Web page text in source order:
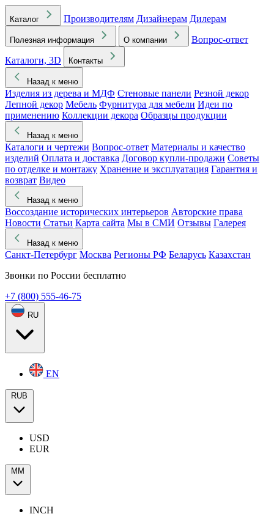
Каталог Производителям Дизайнерам Дилерам
Полезная информация О компании
Вопрос-ответ
Каталоги, 3D
Контакты
Назад к меню
Изделия из дерева и МДФ Стеновые панели Резной декор
Лепной декор Мебель Фурнитура для мебели Идеи по
применению Коллекции декора Образцы продукции
Назад к меню
Каталоги и чертежи Вопрос-ответ Материалы и качество
изделий Оплата и доставка Договор купли-продажи Советы
по отделке и монтажу Хранение и эксплуатация Гарантия и
возврат Видео
Назад к меню
Воссоздание исторических интерьеров Авторские права
Новости Статьи Карта сайта Мы в СМИ Отзывы Галерея
Назад к меню
Санкт-Петербург Москва Регионы РФ Беларусь Казахстан
Звонки по России бесплатно
+7 (800) 555-46-75
RU
EN
RUB
USD
EUR
ММ
INCH